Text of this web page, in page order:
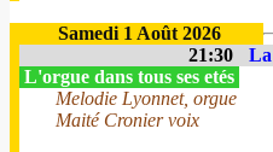
Samedi 1 Août 2026
21:30
L'orgue dans tous ses etés
Melodie Lyonnet, orgue
Maité Cronier voix